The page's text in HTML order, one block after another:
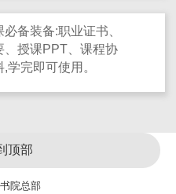
备装备:职业证书、
、授课PPT、课程协
完即可使用。
顶部
院总部